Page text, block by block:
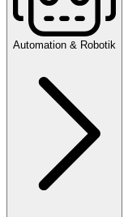
Automation & Robotik